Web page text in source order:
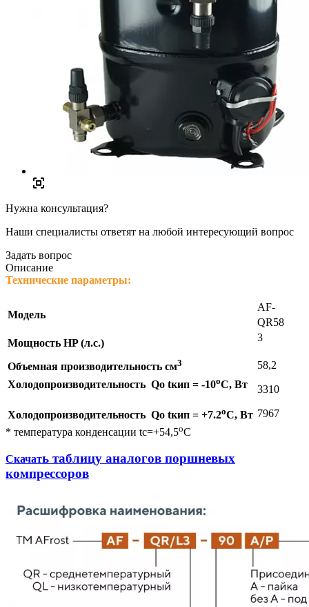
Нужна консультация?
Наши специалисты ответят на любой интересующий вопрос
Задать вопрос
Описание
Технические параметры:
Модель
AF-
QR58
Мощность HP (л.с.)
3
Объемная производительность см3
58,2
Холодопроизводительность Qo tкип = -10оС, Вт 3310
Холодопроизводительность Qo tкип = +7.2оС, Вт 7967
* температура конденсации tc=+54,5оС
Скачать таблицу аналогов поршневых
компрессоров